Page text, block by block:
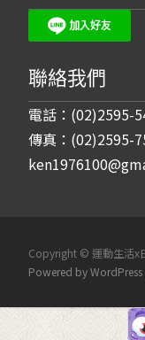
聯絡我們
電話：(02)2595-
傳真：(02)2595-
Copyright © 運動生活x
Powered by WordPress